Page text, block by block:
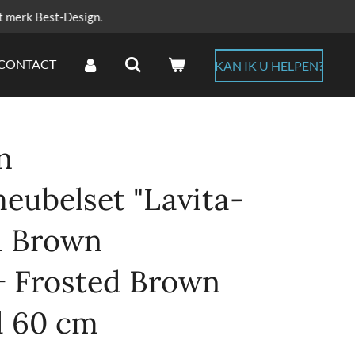
merk Best-Design.
KAN IK U HELPEN?
"Lavita-
Brown
Frosted Brown
60 cm